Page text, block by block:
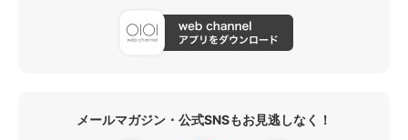
メールマガジン・公式SNSもお見逃しなく！